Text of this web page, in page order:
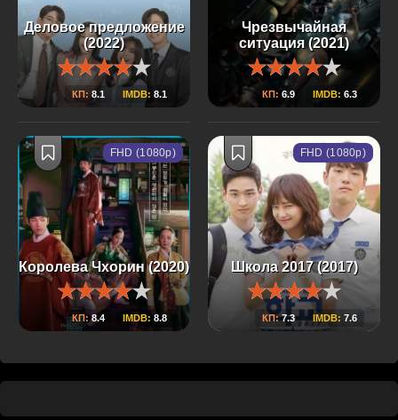
Деловое предложение
(2022)
КП: 8.1 IMDB: 8.1
Чрезвычайная
ситуация (2021)
КП: 6.9 IMDB: 6.3
Королева Чхорин (2020)
КП: 8.4 IMDB:8.8
FHD (1080p)
Школа 2017 (2017)
КП:7.3 IMDB: 7.6
FHD (1080p)